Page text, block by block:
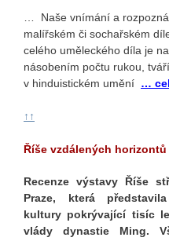
… Naše vnímání a
malířském či sochařském
celého uměleckého díla je
násobením počtu rukou,
v hinduistickém umění …
↑↑
Říše vzdálených horizontů
Recenze výstavy Říše
Praze, která
kultury pokrývající tisíc
vlády dynastie Ming.